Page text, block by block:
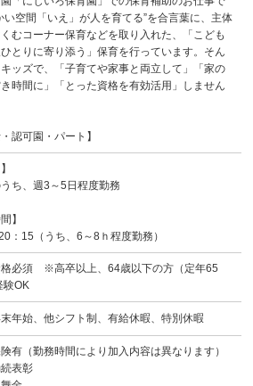
い空間「いえ」が人を育てる”を合言葉に、主体
むコーナー保育などを取り入れた、「こども
とりに寄り添う」保育を行っています。そん
ッズで、「子育てや家事と両立して」「家の
時間に」「とった資格を有効活用」しません
・認可園・パート】
ち、週3～5日程度勤務
】
：15（うち、6～8ｈ程度勤務）
格必須 ※高卒以上、64歳以下の方（定年65
験OK
年始、他シフト制、有給休暇、特別休暇
険有（勤務時間により加入内容は異なります）
続表彰